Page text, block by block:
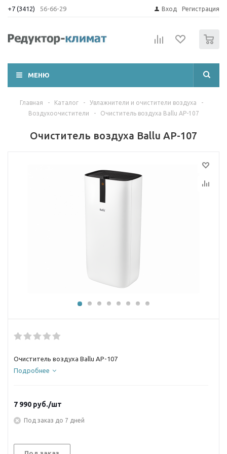
+7 (3412) 56-66-29 Вход Регистрация
МЕНЮ
Главная - Каталог - Увлажнители и очистители воздуха
-
Воздухоочистители
- Очиститель воздуха Ballu AP-107
Очиститель воздуха Ballu AP-107
Очиститель воздуха Ballu AP-107
Подробнее
7 990 руб./шт
Под заказ до 7 дней